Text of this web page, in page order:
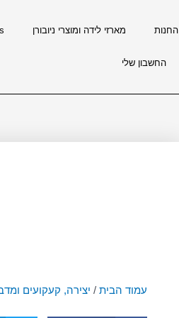
החנות מארזי לידה ומוצרי ניובורן
החשבון שלי
עמוד הבית / יצירה, קעקועים